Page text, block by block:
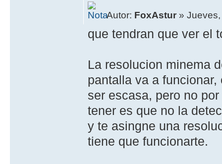
Autor: FoxAstur »
que tendran que ver el
La resolucion minema
pantalla va a
ser escasa, pero no
tener es que no la
y te asingne una
tiene que funcionarte.